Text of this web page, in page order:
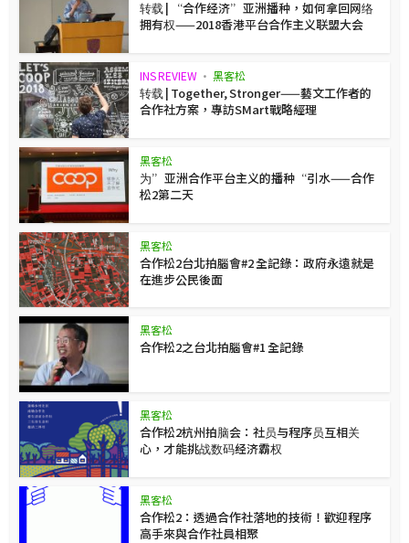
转载 | “合作经济”亚洲播种，如何拿回网络
拥有权——2018香港平台合作主义联盟大会
INS REVIEW • 黑客松
转载 | Together, Stronger——藝文工作者的
合作社方案，專訪SMart戰略經理
黑客松
为”亚洲合作平台主义的播种“引水——合作
松2第二天
黑客松
合作松2台北拍腦會#2 全記錄：政府永遠就是
在進步公民後面
黑客松
合作松2之台北拍腦會#1 全記錄
黑客松
合作松2杭州拍脑会：社员与程序员互相关
心，才能挑战数码经济霸权
黑客松
合作松2：透過合作社落地的技術！歡迎程序
高手來與合作社員相聚